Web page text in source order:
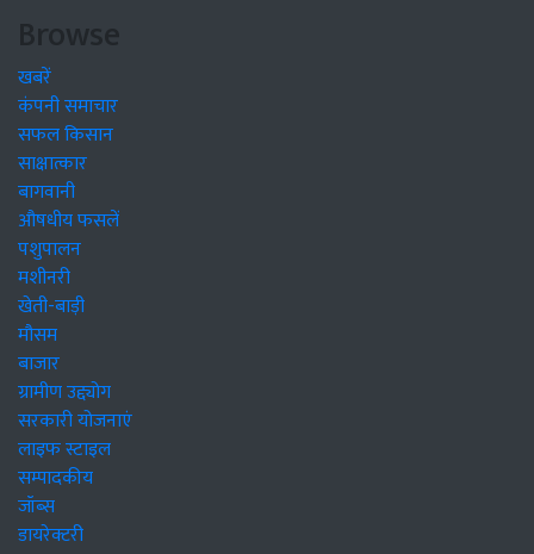
Browse
खबरें
कंपनी समाचार
सफल किसान
साक्षात्कार
बागवानी
औषधीय फसलें
पशुपालन
मशीनरी
खेती-बाड़ी
मौसम
बाजार
ग्रामीण उद्द्योग
सरकारी योजनाएं
लाइफ स्टाइल
सम्पादकीय
जॉब्स
डायरेक्टरी